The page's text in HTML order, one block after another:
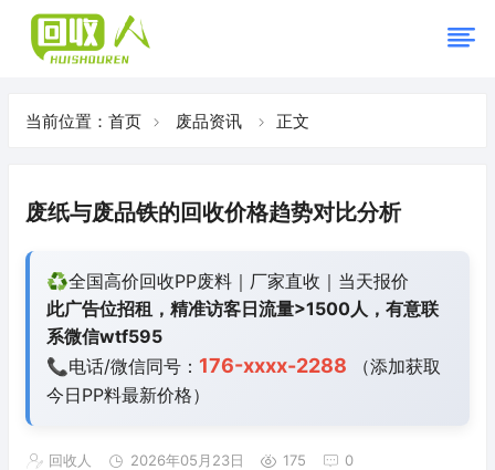
当前位置： 首页 废品资讯 正文
废纸与废品铁的回收价格趋势对比分析
♻️全国高价回收PP废料｜厂家直收｜当天报价
此广告位招租，精准访客日流量>1500人，有意联
系微信wtf595
📞电话/微信同号： 176-xxxx-2288 （添加获取
今日PP料最新价格）
回收人 2026年05月23日 175 0